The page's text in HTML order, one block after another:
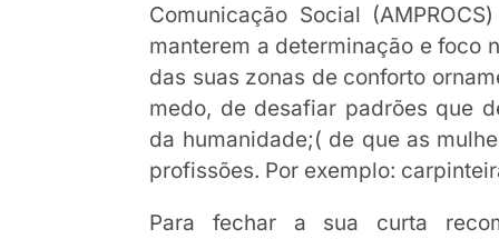
Comunicação Social
manterem a determinação e foco
das suas zonas de conforto
medo, de desafiar padrões que
da humanidade;( de que as
profissões. Por exemplo:
Para fechar a sua curta